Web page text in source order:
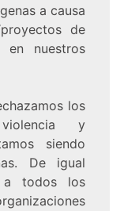
a causa
de
en nuestros
los
y
siendo
De igual
a todos los